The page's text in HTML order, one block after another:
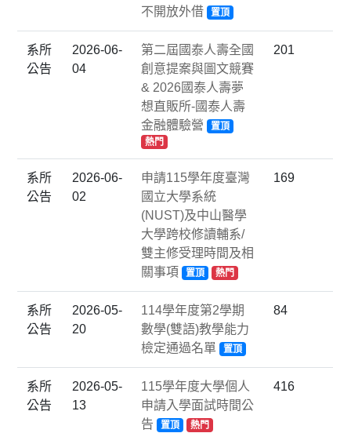
不開放外借 置頂
系所
公告
2026-06-
04
第二屆國泰人壽全國
創意提案與圖文競賽
& 2026國泰人壽夢
想直販所-國泰人壽
金融體驗營 置頂
熱門
201
系所
公告
2026-06-
02
申請115學年度臺灣
國立大學系統
(NUST)及中山醫學
大學跨校修讀輔系/
雙主修受理時間及相
關事項 置頂 熱門
169
系所
公告
2026-05-
20
114學年度第2學期
數學(雙語)教學能力
檢定通過名單 置頂
84
系所
公告
2026-05-
13
115學年度大學個人
申請入學面試時間公
告 置頂 熱門
416